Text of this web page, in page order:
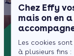
Chez Effy
mais on en
Les cookies
à plusieurs fins :
Notre équipe